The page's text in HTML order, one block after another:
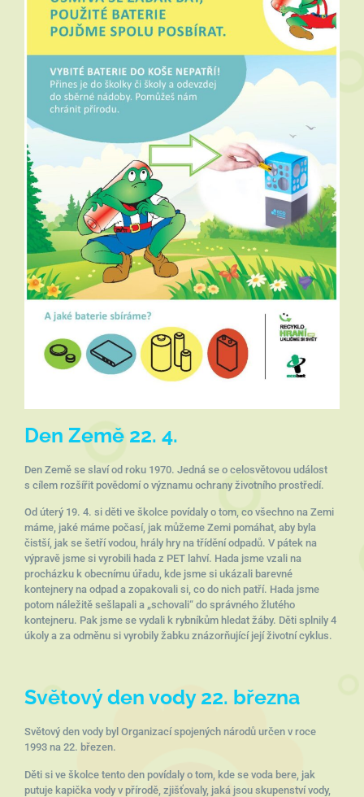
Den Země 22. 4.
Den Země se slaví od roku 1970. Jedná se o celosvětovou událost
s cílem rozšířit povědomí o významu ochrany životního prostředí.
Od úterý 19. 4. si děti ve školce povídaly o tom, co všechno na Zemi
máme, jaké máme počasí, jak můžeme Zemi pomáhat, aby byla
čistší, jak se šetří vodou, hrály hry na třídění odpadů. V pátek na
výpravě jsme si vyrobili hada z PET lahví. Hada jsme vzali na
procházku k obecnímu úřadu, kde jsme si ukázali barevné
kontejnery na odpad a zopakovali si, co do nich patří. Hada jsme
potom náležitě sešlapali a „schovali“ do správného žlutého
kontejneru. Pak jsme se vydali k rybníkům hledat žáby. Děti splnily 4
úkoly a za odměnu si vyrobily žabku znázorňující její životní cyklus.
Světový den vody 22. března
Světový den vody byl Organizací spojených národů určen v roce
1993 na 22. březen.
Děti si ve školce tento den povídaly o tom, kde se voda bere, jak
putuje kapička vody v přírodě, zjišťovaly, jaká jsou skupenství vody,